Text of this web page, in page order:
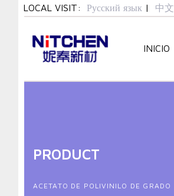
navigation
LOCAL VISIT: Русский язык | 中文
INICIO
PRODUCT
ACETATO DE POLIVINILO DE GRADO